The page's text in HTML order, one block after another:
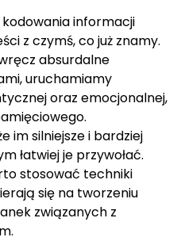
informacji
z czymś, co już znamy.
absurdalne
uruchamiamy
oraz emocjonalnej,
im silniejsze i bardziej
łatwiej je przywołać.
stosować techniki
się na tworzeniu
związanych z